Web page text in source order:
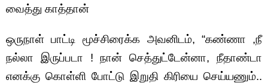
வைத்து காத்தான்
ஒருநாள் பாட்டி மூச்சிரைக்க அவனிடம், “கண்ணா ,நீ
நல்லா இருப்படா ! நான் செத்துட்டேன்னா, நீதாண்டா
எனக்கு கொள்ளி போட்டு இறுதி கிரியை செய்யணும்..